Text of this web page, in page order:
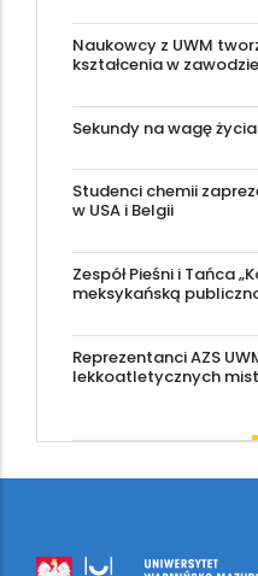
Naukowcy z UWM
kształcenia w
Sekundy na wagę życia
Studenci chemii
w USA i Belgii
Zespół Pieśni i Tańca
meksykańską
Reprezentanci AZS
lekkoatletycznych